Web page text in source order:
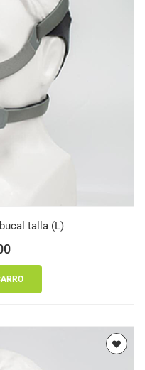
talla (L)